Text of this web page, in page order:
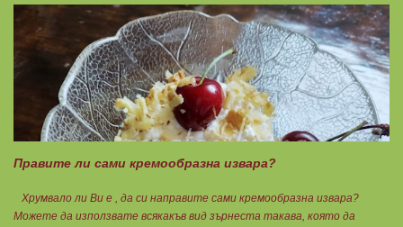
кайма, може изобщо да не добавяте мазнини... Каймата се задушава с
лука и картофите. Всичко останало с3 нарязва и добавя към сместа.
Пече се до готовност. Заливката е от яйца,кашкавал и 150гр. кисело
мляко. Цялото количество можете да разпределите на порции и да
хапвате както предпочитате. Нека да ни е вкусно заедно! Люси
Правите ли сами кремообразна извара?
Хрумвало ли Ви е , да си направите сами кремообразна извара?
Можете да използвате всякакъв вид зърнеста такава, която да